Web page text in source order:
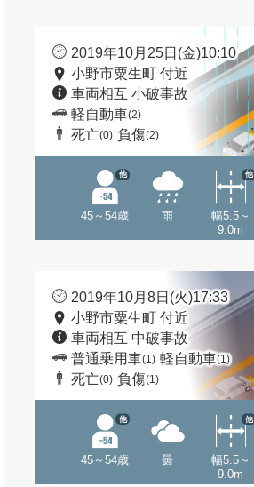
2019年10月25日(金)10:10
小野市粟生町 付近
車両相互 小破事故
軽自動車(2)
死亡(0) 負傷(2)
45～54歳
他
雨
幅5.5～
9.0m
他
2019年10月8日(火)17:33
小野市粟生町 付近
車両相互 中破事故
普通乗用車(1) 軽自動車(1)
死亡(0) 負傷(1)
45～54歳
他
曇
幅5.5～
9.0m
他